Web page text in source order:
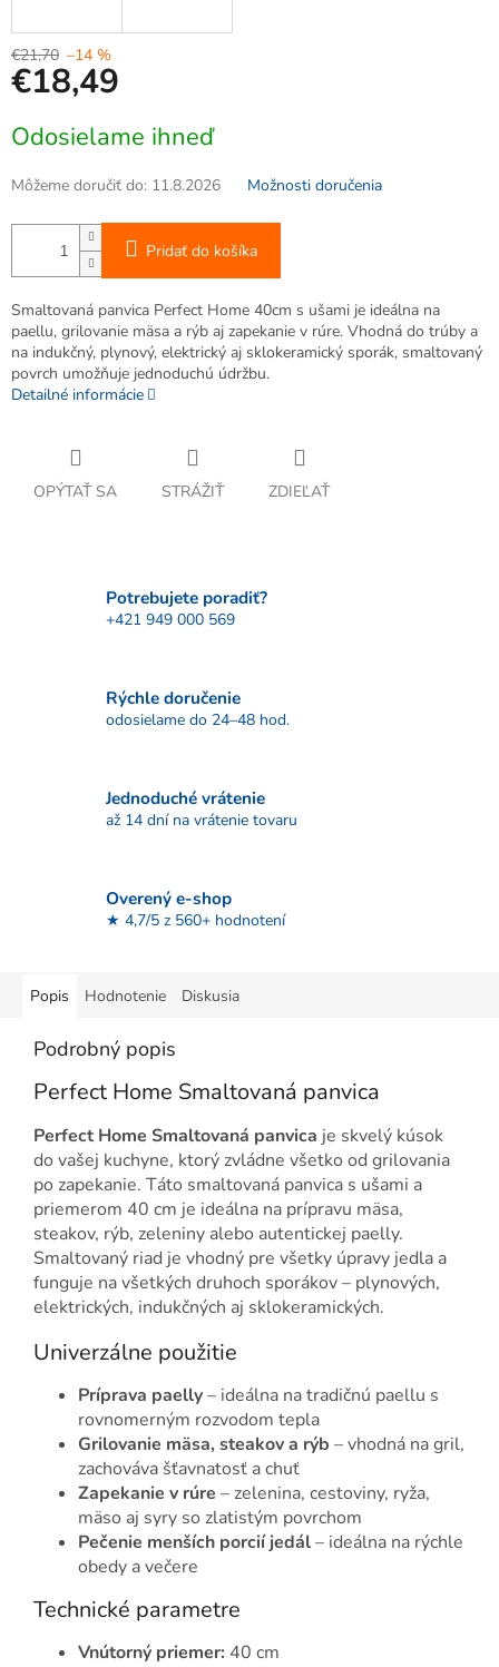
€21,70 –14 %
€18,49
cena:
Odosielame ihneď
Môžeme doručiť do: 11.8.2026 Možnosti doručenia
Pridať do košíka
Smaltovaná panvica Perfect Home 40cm s ušami je ideálna na
paellu, grilovanie mäsa a rýb aj zapekanie v rúre. Vhodná do trúby a
na indukčný, plynový, elektrický aj sklokeramický sporák, smaltovaný
povrch umožňuje jednoduchú údržbu.
Detailné informácie
OPÝTAŤ SA STRÁŽIŤ ZDIEĽAŤ
Potrebujete poradiť?
+421 949 000 569
Rýchle doručenie
odosielame do 24–48 hod.
Jednoduché vrátenie
až 14 dní na vrátenie tovaru
Overený e-shop
★ 4,7/5 z 560+ hodnotení
Popis Hodnotenie Diskusia
Podrobný popis
Perfect Home Smaltovaná panvica
Perfect Home Smaltovaná panvica je skvelý kúsok
do vašej kuchyne, ktorý zvládne všetko od grilovania
po zapekanie. Táto smaltovaná panvica s ušami a
priemerom 40 cm je ideálna na prípravu mäsa,
steakov, rýb, zeleniny alebo autentickej paelly.
Smaltovaný riad je vhodný pre všetky úpravy jedla a
funguje na všetkých druhoch sporákov – plynových,
elektrických, indukčných aj sklokeramických.
Univerzálne použitie
Príprava paelly– ideálna na tradičnú paellu s
rovnomerným rozvodom tepla
Grilovanie mäsa, steakov a rýb – vhodná na gril,
zachováva šťavnatosť a chuť
Zapekanie v rúre – zelenina, cestoviny, ryža,
mäso aj syry so zlatistým povrchom
Pečenie menších porcií jedál– ideálna na rýchle
obedy a večere
Technické parametre
Vnútorný priemer: 40 cm